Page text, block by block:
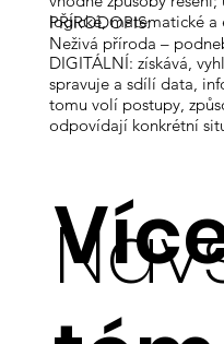
PŘÍRODOPIS:
Neživá příroda –
logické, matematické a
DIGITÁLNÍ: získává,
spravuje a sdílí data,
tomu volí postupy,
odpovídají konkrétní